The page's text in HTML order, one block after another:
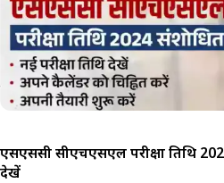
एसएससी सीएचएसएल परीक्षा तिथि
देखें